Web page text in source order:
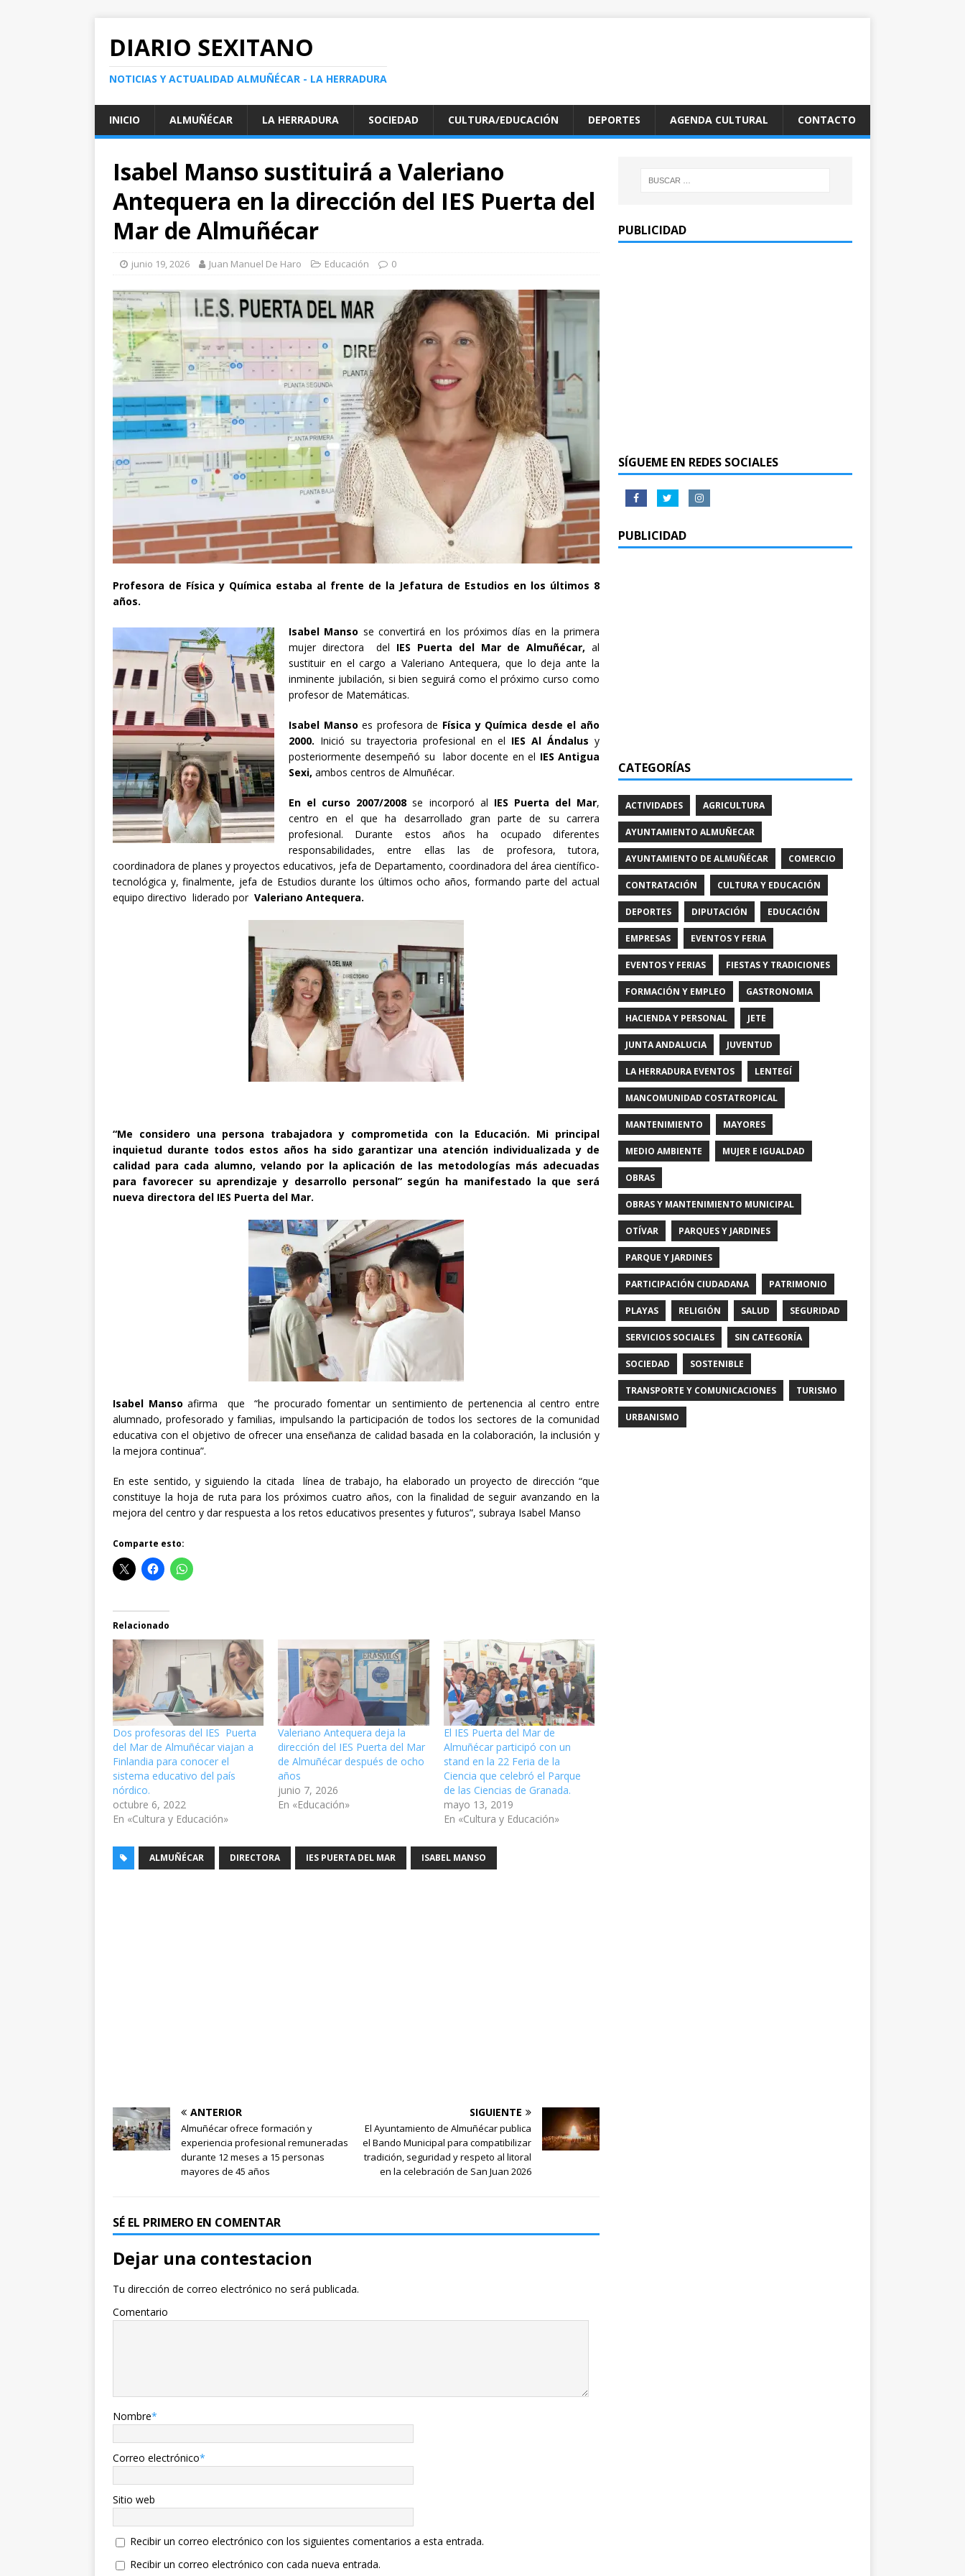
DIARIO SEXITANO
NOTICIAS Y ACTUALIDAD ALMUÑÉCAR - LA HERRADURA
INICIO ALMUÑÉCAR LA HERRADURA SOCIEDAD CULTURA/EDUCACIÓN DEPORTES AGENDA CULTURAL CONTACTO
Isabel Manso sustituirá a Valeriano
Antequera en la dirección del IES Puerta del
Mar de Almuñécar
junio 19, 2026 Juan Manuel De Haro Educación 0
Profesora de Física y Química estaba al frente de la Jefatura de Estudios en los últimos 8
años.
Isabel Manso se convertirá en los próximos días en la primera
mujer directora del IES Puerta del Mar de Almuñécar, al
sustituir en el cargo a Valeriano Antequera, que lo deja ante la
inminente jubilación, si bien seguirá como el próximo curso como
profesor de Matemáticas.
Isabel Manso es profesora de Física y Química desde el año
2000. Inició su trayectoria profesional en el IES Al Ándalus y
posteriormente desempeñó su labor docente en el IES Antigua
Sexi, ambos centros de Almuñécar.
En el curso 2007/2008 se incorporó al IES Puerta del Mar,
centro en el que ha desarrollado gran parte de su carrera
profesional. Durante estos años ha ocupado diferentes
responsabilidades, entre ellas las de profesora, tutora,
coordinadora de planes y proyectos educativos, jefa de Departamento, coordinadora del área científico-
tecnológica y, finalmente, jefa de Estudios durante los últimos ocho años, formando parte del actual
equipo directivo liderado por Valeriano Antequera.
“Me considero una persona trabajadora y comprometida con la Educación. Mi principal
inquietud durante todos estos años ha sido garantizar una atención individualizada y de
calidad para cada alumno, velando por la aplicación de las metodologías más adecuadas
para favorecer su aprendizaje y desarrollo personal” según ha manifestado la que será
nueva directora del IES Puerta del Mar.
Isabel Manso afirma que “he procurado fomentar un sentimiento de pertenencia al centro entre
alumnado, profesorado y familias, impulsando la participación de todos los sectores de la comunidad
educativa con el objetivo de ofrecer una enseñanza de calidad basada en la colaboración, la inclusión y
la mejora continua”.
En este sentido, y siguiendo la citada línea de trabajo, ha elaborado un proyecto de dirección “que
constituye la hoja de ruta para los próximos cuatro años, con la finalidad de seguir avanzando en la
mejora del centro y dar respuesta a los retos educativos presentes y futuros”, subraya Isabel Manso
Comparte esto:
Relacionado
Dos profesoras del IES Puerta
del Mar de Almuñécar viajan a
Finlandia para conocer el
sistema educativo del país
nórdico.
octubre 6, 2022
En «Cultura y Educación»
Valeriano Antequera deja la
dirección del IES Puerta del Mar
de Almuñécar después de ocho
años
junio 7, 2026
En «Educación»
El IES Puerta del Mar de
Almuñécar participó con un
stand en la 22 Feria de la
Ciencia que celebró el Parque
de las Ciencias de Granada.
mayo 13, 2019
En «Cultura y Educación»
ALMUÑÉCAR DIRECTORA IES PUERTA DEL MAR ISABEL MANSO
ANTERIOR
Almuñécar ofrece formación y
experiencia profesional remuneradas
durante 12 meses a 15 personas
mayores de 45 años
SIGUIENTE
El Ayuntamiento de Almuñécar publica
el Bando Municipal para compatibilizar
tradición, seguridad y respeto al litoral
en la celebración de San Juan 2026
SÉ EL PRIMERO EN COMENTAR
Dejar una contestacion
Tu dirección de correo electrónico no será publicada.
Comentario
Nombre*
Correo electrónico*
Sitio web
Recibir un correo electrónico con los siguientes comentarios a esta entrada.
Recibir un correo electrónico con cada nueva entrada.
PUBLICIDAD
SÍGUEME EN REDES SOCIALES
PUBLICIDAD
CATEGORÍAS
ACTIVIDADES AGRICULTURA
AYUNTAMIENTO ALMUÑECAR
AYUNTAMIENTO DE ALMUÑÉCAR COMERCIO
CONTRATACIÓN CULTURA Y EDUCACIÓN
DEPORTES DIPUTACIÓN EDUCACIÓN
EMPRESAS EVENTOS Y FERIA
EVENTOS Y FERIAS FIESTAS Y TRADICIONES
FORMACIÓN Y EMPLEO GASTRONOMIA
HACIENDA Y PERSONAL JETE
JUNTA ANDALUCIA JUVENTUD
LA HERRADURA EVENTOS LENTEGÍ
MANCOMUNIDAD COSTATROPICAL
MANTENIMIENTO MAYORES
MEDIO AMBIENTE MUJER E IGUALDAD
OBRAS
OBRAS Y MANTENIMIENTO MUNICIPAL
OTÍVAR PARQUES Y JARDINES
PARQUE Y JARDINES
PARTICIPACIÓN CIUDADANA PATRIMONIO
PLAYAS RELIGIÓN SALUD SEGURIDAD
SERVICIOS SOCIALES SIN CATEGORÍA
SOCIEDAD SOSTENIBLE
TRANSPORTE Y COMUNICACIONES TURISMO
URBANISMO